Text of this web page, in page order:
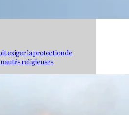
exiger la protection de
religieuses